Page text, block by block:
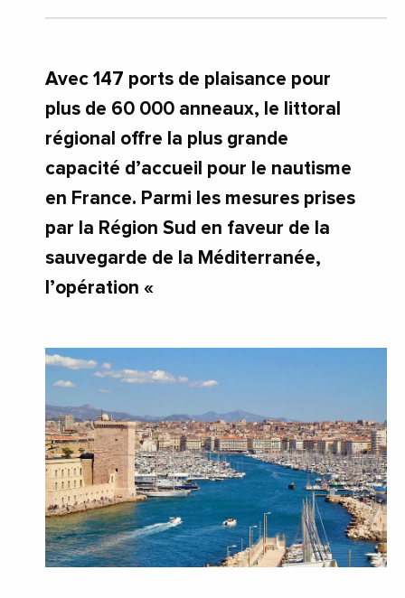
Avec 147 ports de plaisance pour
plus de 60 000 anneaux, le littoral
régional offre la plus grande
capacité d’accueil pour le nautisme
en France. Parmi les mesures prises
par la Région Sud en faveur de la
sauvegarde de la Méditerranée,
l’opération «